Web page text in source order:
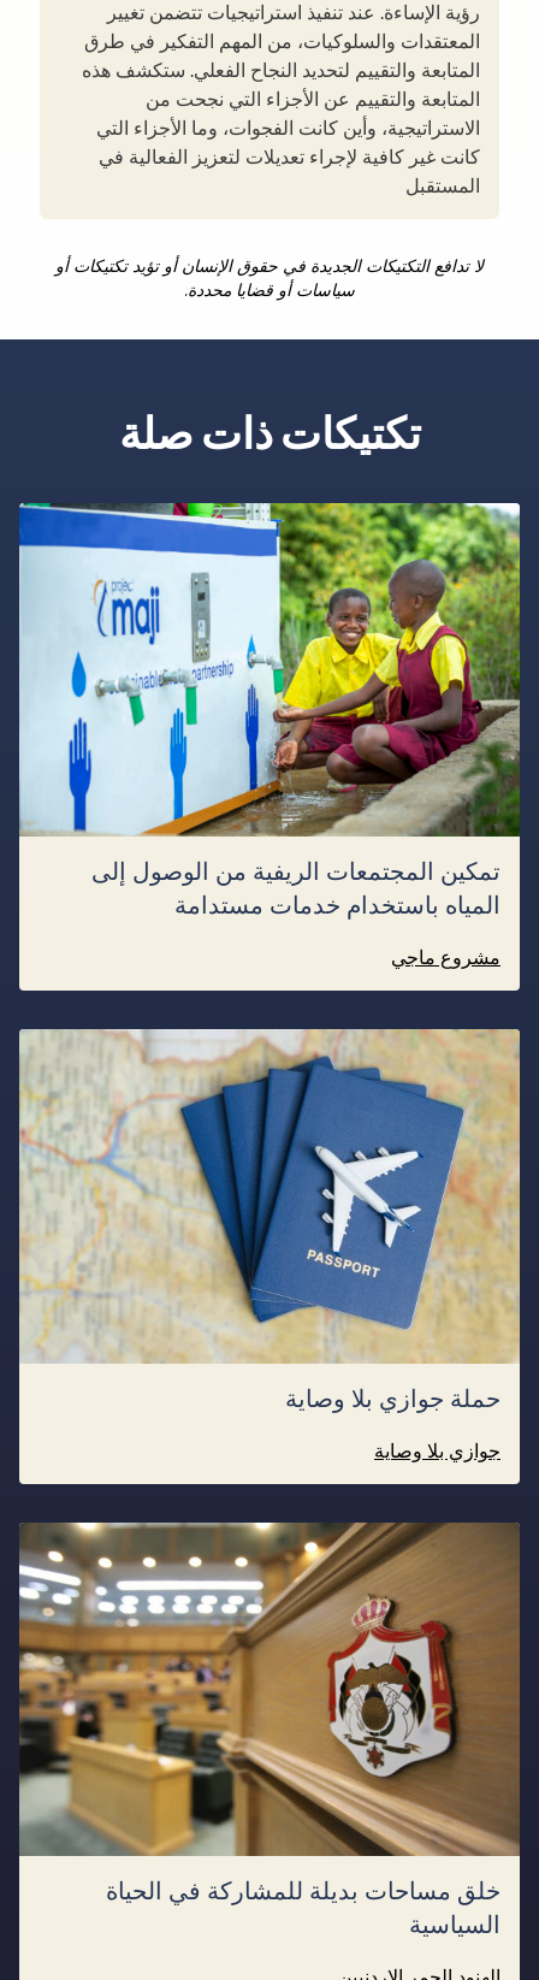
رؤية الإساءة. عند تنفيذ استراتيجيات تتضمن تغيير
المعتقدات والسلوكيات، من المهم التفكير في طرق
المتابعة والتقييم لتحديد النجاح الفعلي. ستكشف هذه
المتابعة والتقييم عن الأجزاء التي نجحت من
الاستراتيجية، وأين كانت الفجوات، وما الأجزاء التي
كانت غير كافية لإجراء تعديلات لتعزيز الفعالية في
المستقبل
لا تدافع التكتيكات الجديدة في حقوق الإنسان أو تؤيد تكتيكات أو
سياسات أو قضايا محددة.
تكتيكات ذات صلة
تمكين المجتمعات الريفية من الوصول إلى
المياه باستخدام خدمات مستدامة
مشروع ماجي
حملة جوازي بلا وصاية
جوازي بلا وصاية
خلق مساحات بديلة للمشاركة في الحياة
السياسية